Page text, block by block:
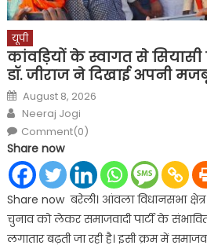
यूपी
कांवड़ियों के स्वागत से
डॉ. जीराज ने दिखाई अपनी
Posted
on
August 8, 2026
Author
Neeraj Jogi
Comment(0)
Share now
Share now बरेली। आंवला विधानसभा
चुनाव को लेकर समाजवादी पार्टी के संभावित
लगातार बढ़ती जा रही है। इसी क्रम में